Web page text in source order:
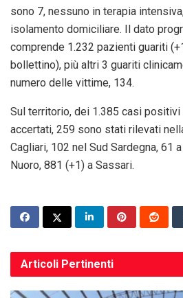
sono 7, nessuno in terapia
isolamento domiciliare. Il dato
comprende 1.232 pazienti guariti
bollettino), più altri 3 guariti
numero delle vittime, 134.
Sul territorio, dei 1.385 casi
accertati, 259 sono stati rilevati
Cagliari, 102 nel Sud Sardegna, 61
Nuoro, 881 (+1) a Sassari.
Articoli Pertinenti